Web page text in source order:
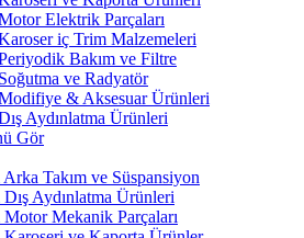
Elektrik Parçaları
iç Trim Malzemeleri
Bakım ve Filtre
ve Radyatör
& Aksesuar Ürünleri
Aydınlatma Ürünleri
Gör
Takım ve Süspansiyon
Aydınlatma Ürünleri
Mekanik Parçaları